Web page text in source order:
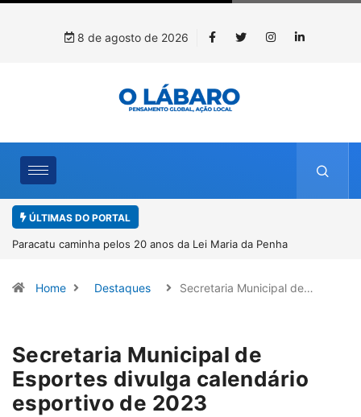
8 de agosto de 2026
ÚLTIMAS DO PORTAL
Paracatu caminha pelos 20 anos da Lei Maria da Penha
Home Destaques Secretaria Municipal de…
Secretaria Municipal de
Esportes divulga calendário
esportivo de 2023